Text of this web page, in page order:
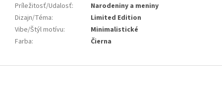
Príležitosť/Udalosť:
Narodeniny a meniny
Dizajn/Téma:
Limited Edition
Vibe/Štýl motívu:
Minimalistické
Farba: Čierna
Z